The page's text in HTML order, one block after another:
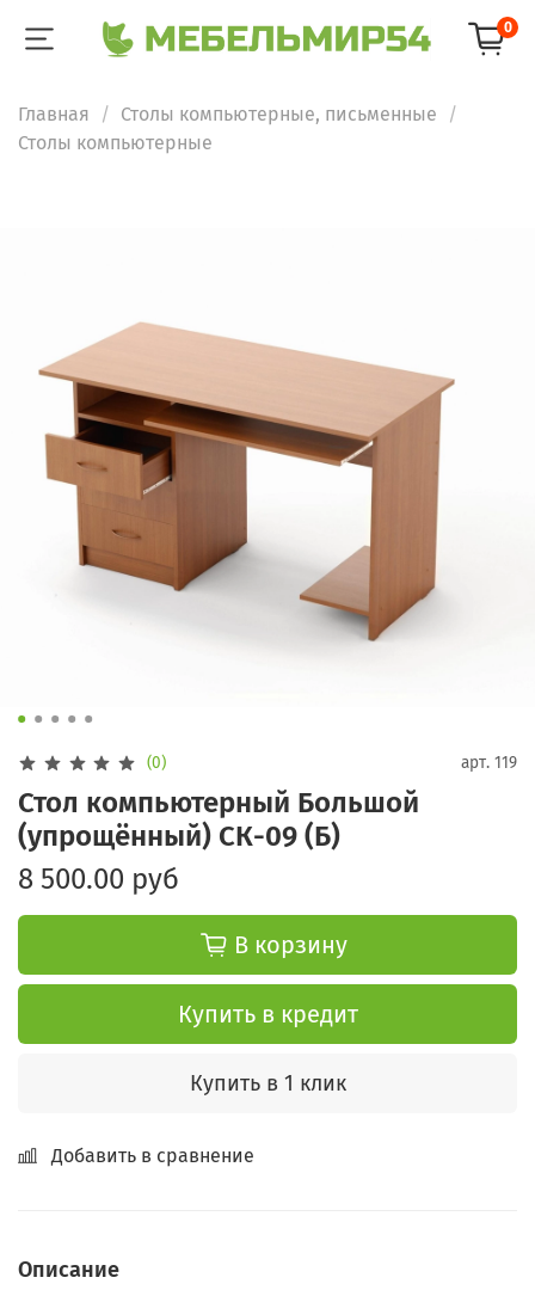
0
Главная
Столы компьютерные, письменные
Столы компьютерные
(0) арт. 119
Стол компьютерный Большой
(упрощённый) СК-09 (Б)
8 500.00 руб
В корзину
Купить в кредит
Купить в 1 клик
Добавить в сравнение
Описание